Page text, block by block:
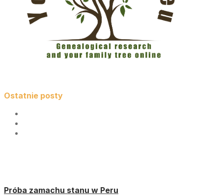
Ostatnie posty
Próba zamachu stanu w Peru